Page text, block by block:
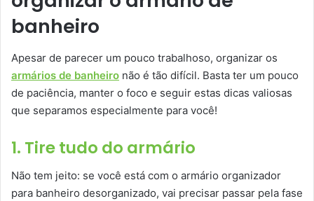
banheiro
Apesar de parecer um pouco trabalhoso, organizar os
armários de banheiro não é tão difícil. Basta ter um pouco
de paciência, manter o foco e seguir estas dicas valiosas
que separamos especialmente para você!
1. Tire tudo do armário
Não tem jeito: se você está com o armário organizador
para banheiro desorganizado, vai precisar passar pela fase